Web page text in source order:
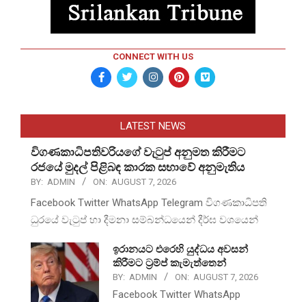
CONNECT WITH US
LATEST NEWS
විගණකාධිපතිවරියගේ වැටුප් අනුමත කිරීමට
රජයේ මුදල් පිළිබඳ කාරක සභාවේ අනුමැතිය
BY: ADMIN ON: AUGUST 7, 2026
Facebook Twitter WhatsApp Telegram විගණකාධිපති
ධුරයේ වැටුප් හා දීමනා සම්බන්ධයෙන් දීර්ඝ වශයෙන්
ඉරානයට එරෙහි යුද්ධය අවසන්
කිරීමට ට්‍රම්ප් කැමැත්තෙන්
BY: ADMIN ON: AUGUST 7, 2026
Facebook Twitter WhatsApp